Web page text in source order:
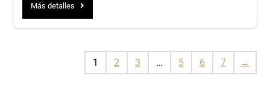
Más detalles
1 2 3 … 5 6 7 →